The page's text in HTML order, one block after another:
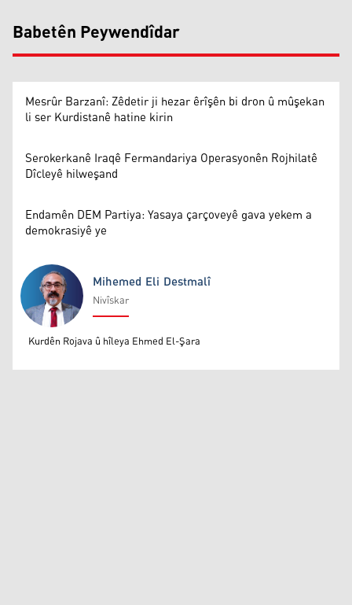
Babetên Peywendîdar
Mesrûr Barzanî: Zêdetir ji hezar êrîşên bi dron û mûşekan
li ser Kurdistanê hatine kirin
Serokerkanê Iraqê Fermandariya Operasyonên Rojhilatê
Dîcleyê hilweşand
Endamên DEM Partiya: Yasaya çarçoveyê gava yekem a
demokrasiyê ye
Mihemed Eli Destmalî
Mihemed Eli Destmalî
Nivîskar
Kurdên Rojava û hîleya Ehmed El-Şara